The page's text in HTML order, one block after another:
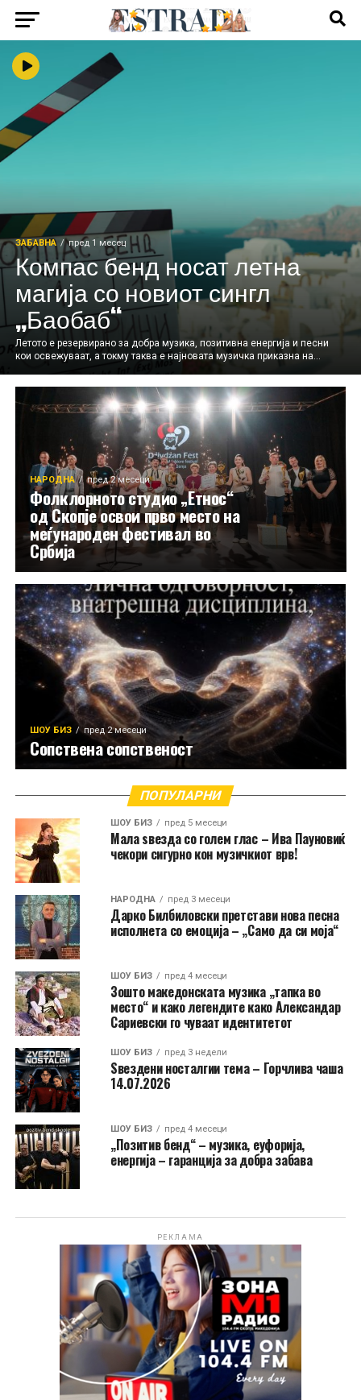
ЗАБАВНА пред 1 месец
Компас бенд носат летна
магија со новиот сингл
„Баобаб“
Летото е резервирано за добра музика, позитивна енергија и песни
кои освежуваат, а токму таква е најновата музичка приказна на...
НАРОДНА пред 2 месеци
Фолклорното студио „Етнос“
од Скопје освои прво место на
меѓународен фестивал во
Србија
ШОУ БИЗ пред 2 месеци
Сопствена сопственост
ПОПУЛАРНИ
ШОУ БИЗ пред 5 месеци
Мала ѕвезда со голем глас – Ива Пауновиќ
чекори сигурно кон музичкиот врв!
НАРОДНА пред 3 месеци
Дарко Билбиловски претстави нова песна
исполнета со емоција – „Само да си моја“
ШОУ БИЗ пред 4 месеци
Зошто македонската музика „тапка во
место“ и како легендите како Александар
Сариевски го чуваат идентитетот
ШОУ БИЗ пред 3 недели
Ѕвездени носталгии тема – Горчлива чаша
14.07.2026
ШОУ БИЗ пред 4 месеци
„Позитив бенд“ – музика, еуфорија,
енергија – гаранција за добра забава
РЕКЛАМА